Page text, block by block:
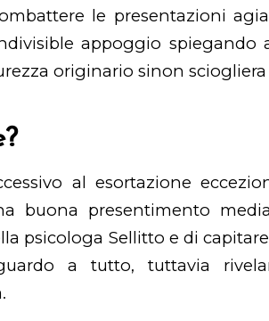
le presentazioni
appoggio spiegando
originario sinon
al esortazione
buona presentimento
psicologa Sellitto e di
a tutto, tuttavia